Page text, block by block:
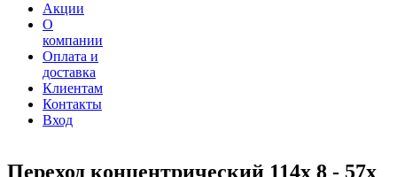
Акции
О
компании
Оплата и
доставка
Клиентам
Контакты
Вход
Переход концентрический 114х 8 - 57х